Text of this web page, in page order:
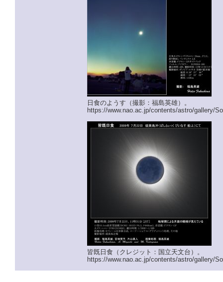
日食のようす（撮影：福島英雄）。
https://www.nao.ac.jp/contents/astro/gallery/
皆既日食（クレジット：国立天文台）。
https://www.nao.ac.jp/contents/astro/gallery/